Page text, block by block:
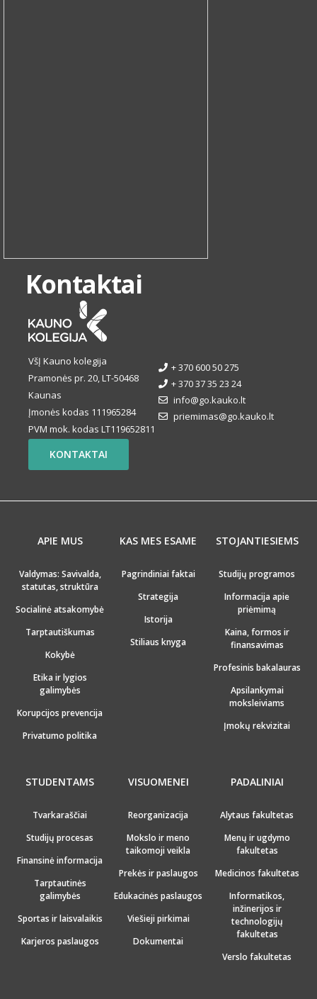
Kontaktai
VšĮ Kauno kolegija
Pramonės pr. 20, LT-50468
Kaunas
Įmonės kodas 111965284
PVM mok. kodas LT119652811
+ 370 600 50 275
+ 370 37 35 23 24
info@go.kauko.lt
priemimas@go.kauko.lt
KONTAKTAI
APIE MUS
Valdymas: Savivalda,
statutas, struktūra
Socialinė atsakomybė
Tarptautiškumas
Kokybė
Etika ir lygios
galimybės
Korupcijos prevencija
Privatumo politika
KAS MES ESAME
Pagrindiniai faktai
Strategija
Istorija
Stiliaus knyga
STOJANTIESIEMS
Studijų programos
Informacija apie
priėmimą
Kaina, formos ir
finansavimas
Profesinis bakalauras
Apsilankymai
moksleiviams
Įmokų rekvizitai
STUDENTAMS
Tvarkaraščiai
Studijų procesas
Finansinė informacija
Tarptautinės
galimybės
Sportas ir laisvalaikis
Karjeros paslaugos
VISUOMENEI
Reorganizacija
Mokslo ir meno
taikomoji veikla
Prekės ir paslaugos
Edukacinės paslaugos
Viešieji pirkimai
Dokumentai
PADALINIAI
Alytaus fakultetas
Menų ir ugdymo
fakultetas
Medicinos fakultetas
Informatikos,
inžinerijos ir
technologijų
fakultetas
Verslo fakultetas